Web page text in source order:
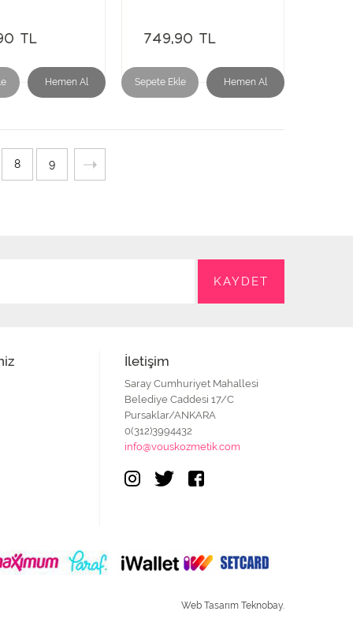
Hemen Al
TL
Sepete Ekle Hemen Al
749,90 TL
8 9
İletişim
Saray Cumhuriyet Mahallesi
Belediye Caddesi 17/C
Pursaklar/ANKARA
0(312)3994432
info@vouskozmetik.com
Web Tasarım Teknobay.